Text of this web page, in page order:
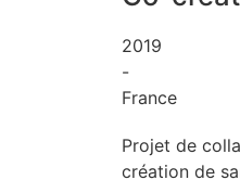
2019
-
France
Projet de
création de